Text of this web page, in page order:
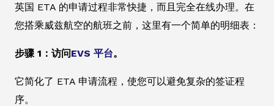
英国 ETA 的申请过程非常快捷，而且完全在线办理。在
您搭乘威兹航空的航班之前，这里有一个简单的明细表：
步骤 1：访问EVS 平台。
它简化了 ETA 申请流程，使您可以避免复杂的签证程
序。